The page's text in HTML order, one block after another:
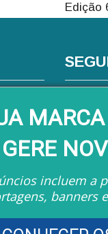
GERE
incluem a
banners
Edição